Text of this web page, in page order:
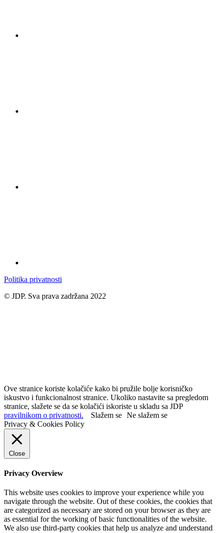
Politika privatnosti
© JDP. Sva prava zadržana 2022
Ove stranice koriste kolačiće kako bi pružile bolje korisničko
iskustvo i funkcionalnost stranice. Ukoliko nastavite sa pregledom
stranice, slažete se da se kolačići iskoriste u skladu sa JDP
pravilnikom o privatnosti.
Slažem se Ne slažem se
Privacy & Cookies Policy
Close
Privacy Overview
This website uses cookies to improve your experience while you
navigate through the website. Out of these cookies, the cookies that
are categorized as necessary are stored on your browser as they are
as essential for the working of basic functionalities of the website.
We also use third-party cookies that help us analyze and understand